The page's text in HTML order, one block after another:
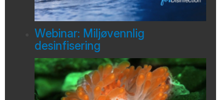
Webinar: Miljøvennlig
desinfisering